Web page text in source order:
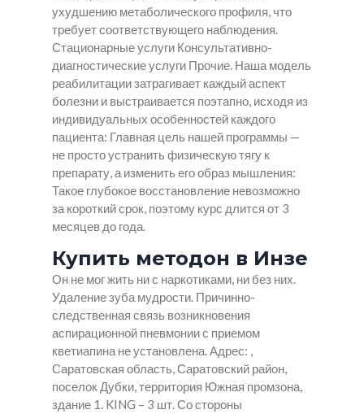
ухудшению метаболического профиля, что
требует соответствующего наблюдения.
Стационарные услуги Консультативно-
диагностические услуги Прочие. Наша модель
реабилитации затрагивает каждый аспект
болезни и выстраивается поэтапно, исходя из
индивидуальных особенностей каждого
пациента: Главная цель нашей программы —
не просто устранить физическую тягу к
препарату, а изменить его образ мышления:
Такое глубокое восстановление невозможно
за короткий срок, поэтому курс длится от 3
месяцев до года.
Купить методон в Инзе
Он не мог жить ни с наркотиками, ни без них.
Удаление зуба мудрости. Причинно-
следственная связь возникновения
аспирационной пневмонии с приемом
кветиапина не установлена. Адрес: ,
Саратовская область, Саратовский район,
поселок Дубки, территория Южная промзона,
здание 1. KING – 3 шт. Со стороны